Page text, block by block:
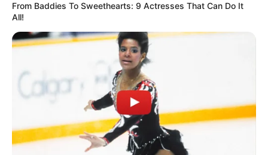
From Baddies To Sweethearts: 9 Actresses That Can Do It
All!